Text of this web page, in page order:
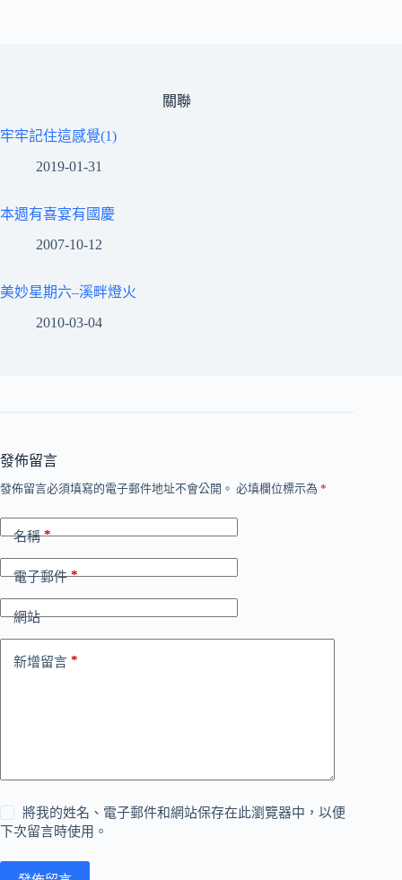
關聯
牢牢記住這感覺(1)
2019-01-31
本週有喜宴有國慶
2007-10-12
美妙星期六–溪畔燈火
2010-03-04
發佈留言
發佈留言必須填寫的電子郵件地址不會公開。 必填欄位標示為 *
名稱*
電子郵件*
網站
新增留言 *
將我的姓名、電子郵件和網站保存在此瀏覽器中，以便
下次留言時使用。